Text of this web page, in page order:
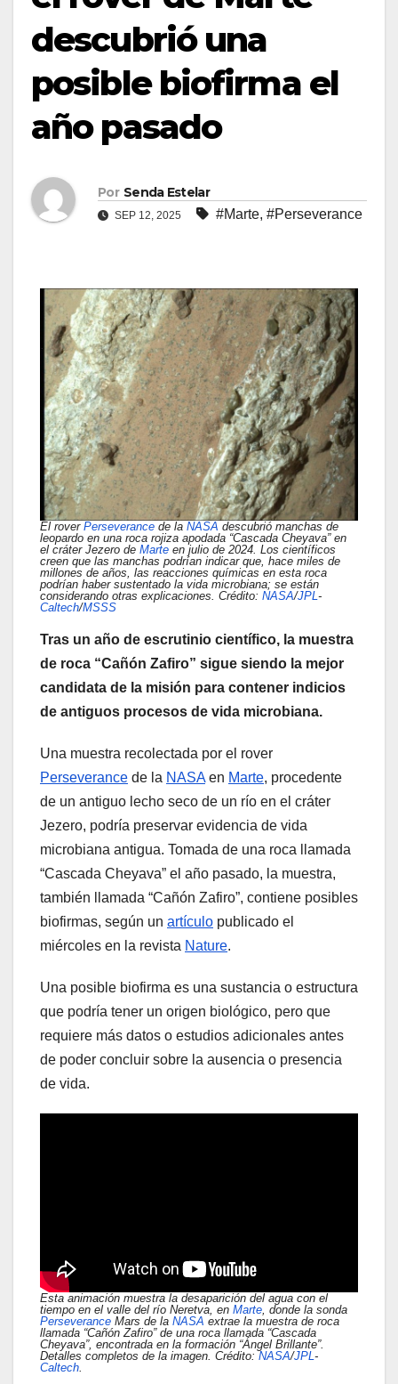
descubrió una
posible biofirma el
año pasado
Por Senda Estelar
SEP 12, 2025 #Marte, #Perseverance
El rover Perseverance de la NASA descubrió manchas de
leopardo en una roca rojiza apodada “Cascada Cheyava” en
el cráter Jezero de Marte en julio de 2024. Los científicos
creen que las manchas podrían indicar que, hace miles de
millones de años, las reacciones químicas en esta roca
podrían haber sustentado la vida microbiana; se están
considerando otras explicaciones. Crédito: NASA/JPL -
Caltech/MSSS
Tras un año de escrutinio científico, la muestra
de roca “Cañón Zafiro” sigue siendo la mejor
candidata de la misión para contener indicios
de antiguos procesos de vida microbiana.
Una muestra recolectada por el rover
Perseverance de la NASAen Marte, procedente
de un antiguo lecho seco de un río en el cráter
Jezero, podría preservar evidencia de vida
microbiana antigua. Tomada de una roca llamada
“Cascada Cheyava” el año pasado, la muestra,
también llamada “Cañón Zafiro”, contiene posibles
biofirmas, según un artículo publicado el
miércoles en la revista Nature.
Una posible biofirma es una sustancia o estructura
que podría tener un origen biológico, pero que
requiere más datos o estudios adicionales antes
de poder concluir sobre la ausencia o presencia
de vida.
Esta animación muestra la desaparición del agua con el
tiempo en el valle del río Neretva, en Marte, donde la sonda
Perseverance Mars de la NASA extrae la muestra de roca
llamada “Cañón Zafiro” de una roca llamada “Cascada
Cheyava”, encontrada en la formación “Ángel Brillante”.
Detalles completos de la imagen. Crédito: NASA/JPL-
Caltech.